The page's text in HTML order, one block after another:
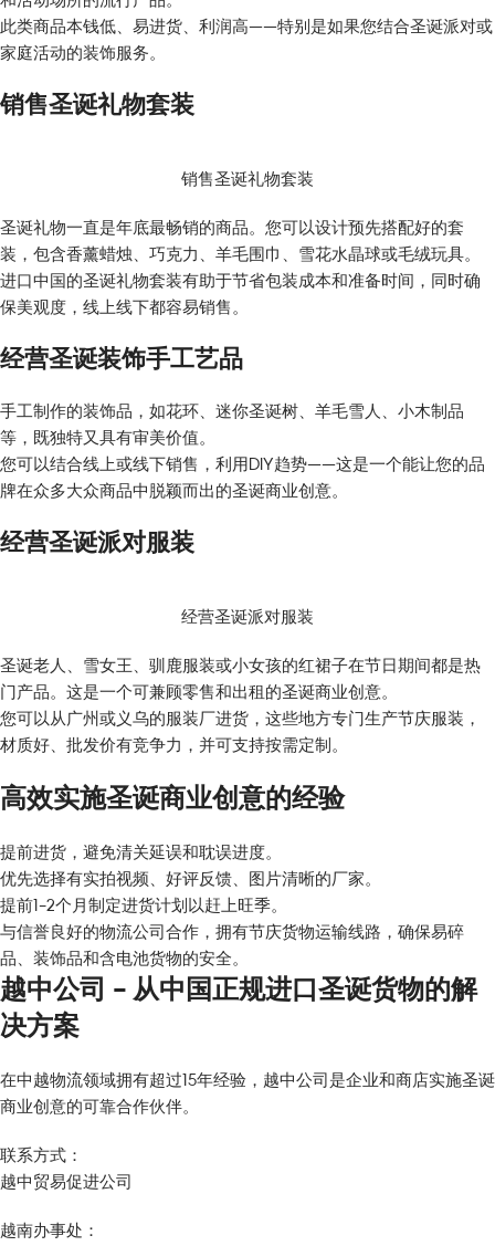
此类商品本钱低、易进货、利润高——特别是如果您结合圣诞派对或
家庭活动的装饰服务。
销售圣诞礼物套装
销售圣诞礼物套装
圣诞礼物一直是年底最畅销的商品。您可以设计预先搭配好的套
装，包含香薰蜡烛、巧克力、羊毛围巾、雪花水晶球或毛绒玩具。
进口中国的圣诞礼物套装有助于节省包装成本和准备时间，同时确
保美观度，线上线下都容易销售。
经营圣诞装饰手工艺品
手工制作的装饰品，如花环、迷你圣诞树、羊毛雪人、小木制品
等，既独特又具有审美价值。
您可以结合线上或线下销售，利用DIY趋势——这是一个能让您的品
牌在众多大众商品中脱颖而出的圣诞商业创意。
经营圣诞派对服装
经营圣诞派对服装
圣诞老人、雪女王、驯鹿服装或小女孩的红裙子在节日期间都是热
门产品。这是一个可兼顾零售和出租的圣诞商业创意。
您可以从广州或义乌的服装厂进货，这些地方专门生产节庆服装，
材质好、批发价有竞争力，并可支持按需定制。
高效实施圣诞商业创意的经验
提前进货，避免清关延误和耽误进度。
优先选择有实拍视频、好评反馈、图片清晰的厂家。
提前1-2个月制定进货计划以赶上旺季。
与信誉良好的物流公司合作，拥有节庆货物运输线路，确保易碎
品、装饰品和含电池货物的安全。
越中公司 – 从中国正规进口圣诞货物的解
决方案
在中越物流领域拥有超过15年经验，越中公司是企业和商店实施圣诞
商业创意的可靠合作伙伴。
联系方式：
越中贸易促进公司
越南办事处：